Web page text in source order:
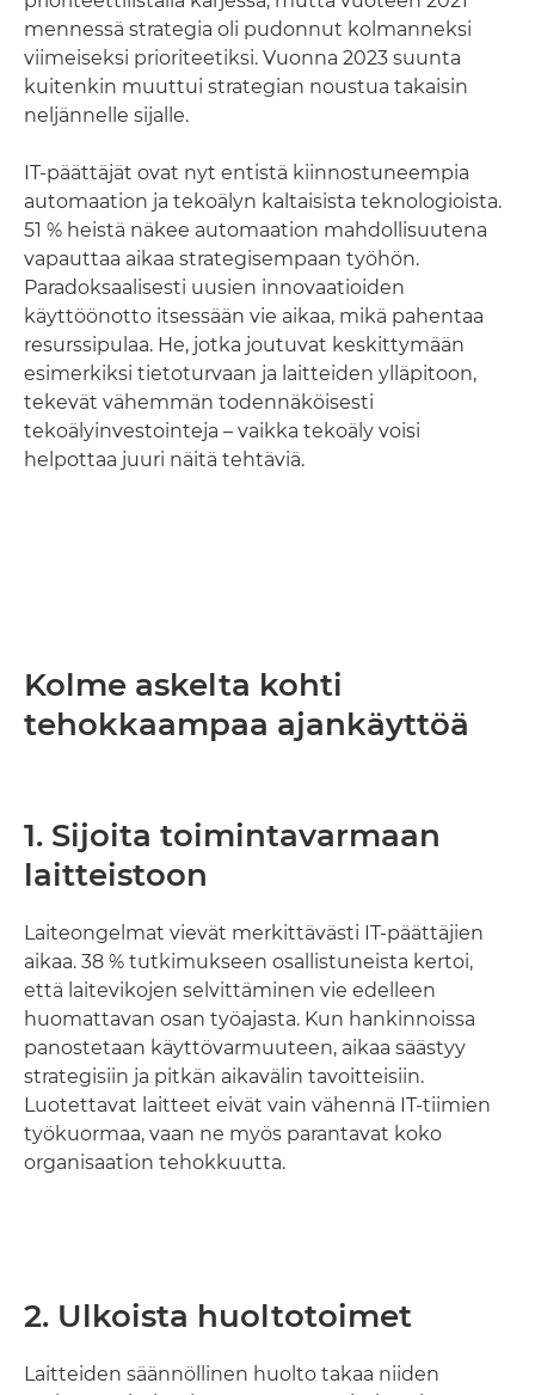
mennessä strategia oli pudonnut kolmanneksi
viimeiseksi prioriteetiksi. Vuonna 2023 suunta
kuitenkin muuttui strategian noustua takaisin
neljännelle sijalle.
IT-päättäjät ovat nyt entistä kiinnostuneempia
automaation ja tekoälyn kaltaisista teknologioista.
51 % heistä näkee automaation mahdollisuutena
vapauttaa aikaa strategisempaan työhön.
Paradoksaalisesti uusien innovaatioiden
käyttöönotto itsessään vie aikaa, mikä pahentaa
resurssipulaa. He, jotka joutuvat keskittymään
esimerkiksi tietoturvaan ja laitteiden ylläpitoon,
tekevät vähemmän todennäköisesti
tekoälyinvestointeja – vaikka tekoäly voisi
helpottaa juuri näitä tehtäviä.
Kolme askelta kohti
tehokkaampaa ajankäyttöä
1. Sijoita toimintavarmaan
laitteistoon
Laiteongelmat vievät merkittävästi IT-päättäjien
aikaa. 38 % tutkimukseen osallistuneista kertoi,
että laitevikojen selvittäminen vie edelleen
huomattavan osan työajasta. Kun hankinnoissa
panostetaan käyttövarmuuteen, aikaa säästyy
strategisiin ja pitkän aikavälin tavoitteisiin.
Luotettavat laitteet eivät vain vähennä IT-tiimien
työkuormaa, vaan ne myös parantavat koko
organisaation tehokkuutta.
2. Ulkoista huoltotoimet
Laitteiden säännöllinen huolto takaa niiden